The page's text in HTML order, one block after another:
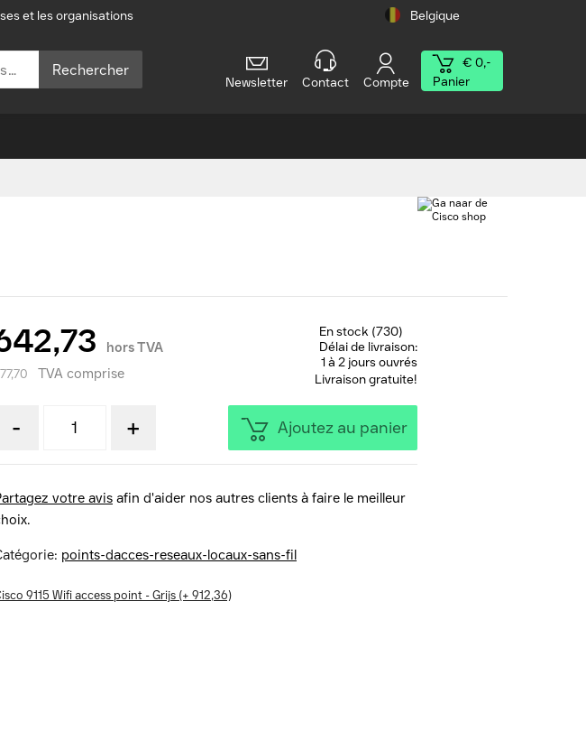
et les organisations Belgique
Rechercher
Newsletter Contact Compte
€ 0,-
Panier
hors TVA
TVA comprise
En stock (730)
Délai de livraison:
1 à 2 jours ouvrés
Livraison gratuite!
- + Ajoutez au panier
votre avis afin d'aider nos autres clients à faire le meilleur
points-dacces-reseaux-locaux-sans-fil
9115 Wifi access point - Grijs (+ 912,36)